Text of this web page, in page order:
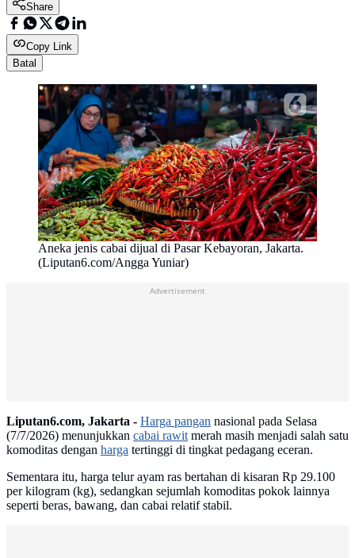
Share
Copy Link
Batal
Aneka jenis cabai dijual di Pasar Kebayoran, Jakarta.
(Liputan6.com/Angga Yuniar)
Advertisement
Liputan6.com, Jakarta - Harga pangan nasional pada Selasa
(7/7/2026) menunjukkan cabai rawitmerah masih menjadi salah satu
komoditas dengan harga tertinggi di tingkat pedagang eceran.
Sementara itu, harga telur ayam ras bertahan di kisaran Rp 29.100
per kilogram (kg), sedangkan sejumlah komoditas pokok lainnya
seperti beras, bawang, dan cabai relatif stabil.